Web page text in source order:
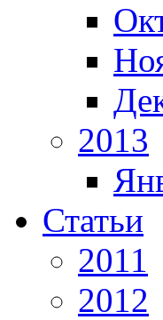
2013
Статьи
2011
2012